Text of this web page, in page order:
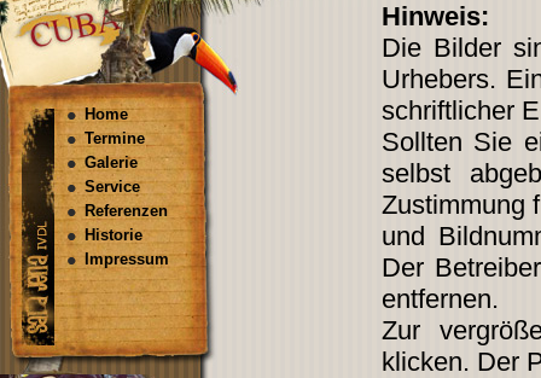
Home
Termine
Galerie
Service
Referenzen
Historie
Impressum
Hinweis:
Die Bilder
Urhebers.
schriftlicher
Sollten Sie
selbst
Zustimmung
und
Der
entfernen.
Zur
klicken. Der